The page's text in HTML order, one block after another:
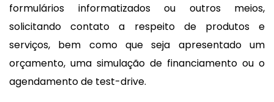
formulários informatizados ou outros meios,
solicitando contato a respeito de produtos e
serviços, bem como que seja apresentado um
orçamento, uma simulação de financiamento ou o
agendamento de test-drive.